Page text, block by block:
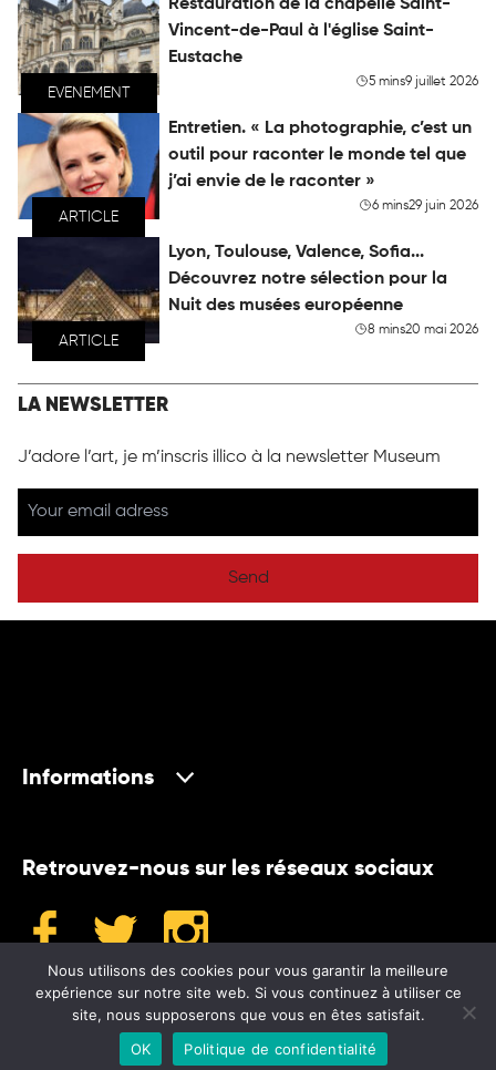
EVENEMENT
Restauration de la chapelle Saint-
Vincent-de-Paul à l'église Saint-
Eustache
5 mins9 juillet 2026
ARTICLE
Entretien. « La photographie, c’est un
outil pour raconter le monde tel que
j’ai envie de le raconter »
6 mins29 juin 2026
ARTICLE
Lyon, Toulouse, Valence, Sofia...
Découvrez notre sélection pour la
Nuit des musées européenne
8 mins20 mai 2026
LA NEWSLETTER
J’adore l’art, je m’inscris illico à la newsletter Museum
Send
Informations
Retrouvez-nous sur les réseaux sociaux
Nous utilisons des cookies pour vous garantir la meilleure
expérience sur notre site web. Si vous continuez à utiliser ce
site, nous supposerons que vous en êtes satisfait.
OK
Politique de confidentialité